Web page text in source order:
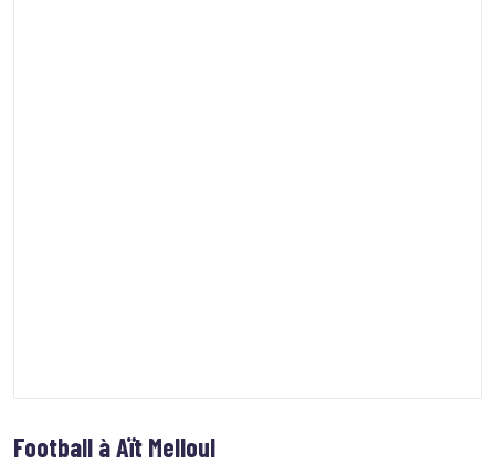
Football à Aït Melloul